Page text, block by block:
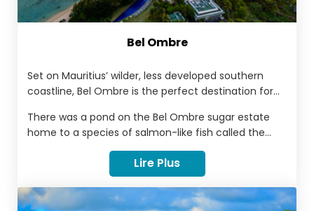
Bel Ombre
Set on Mauritius’ wilder, less developed southern
coastline, Bel Ombre is the perfect destination for
to shops, restaurants and bars. Beaches here are
some of the most picturesque on the whole island,
and the backdrop of Le Morne Brabant lends a touch
of drama to an idyllic peninsula.
There was a pond on the Bel Ombre sugar estate
home to a species of salmon-like fish called the
“shadow” (“ombre” in French).
Lire Plus